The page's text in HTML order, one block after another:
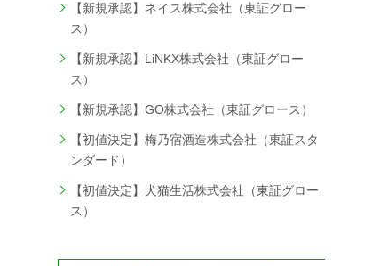
【新規承認】ネイス株式会社（東証グロー
ス）
【新規承認】LiNKX株式会社（東証グロー
ス）
【新規承認】GO株式会社（東証グロース）
【初値決定】梅乃宿酒造株式会社（東証スタ
ンダード）
【初値決定】犬猫生活株式会社（東証グロー
ス）